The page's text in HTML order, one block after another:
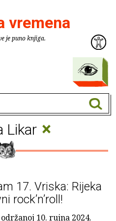
vremena
je puno knjiga.
Likar ×
17. Vriska: Rijeka
rock’n’roll!
10. rujna 2024.